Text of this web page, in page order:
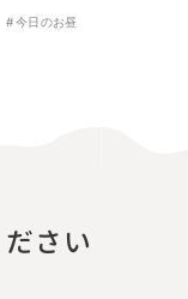
今日のお昼
さい